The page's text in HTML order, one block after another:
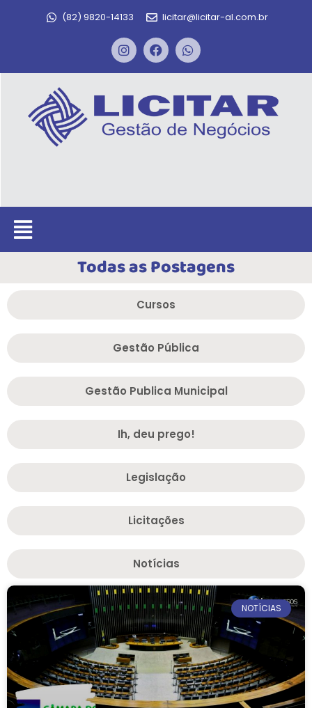
(82) 9820-14133 licitar@licitar-al.com.br
Todas as Postagens
Cursos
Gestão Pública
Gestão Publica Municipal
Ih, deu prego!
Legislação
Licitações
Notícias
NOTÍCIAS